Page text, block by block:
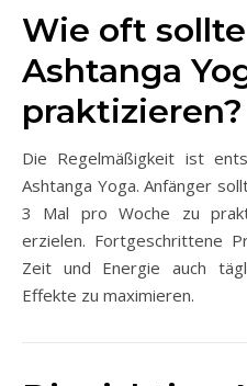
Wie oft
Ashtanga
praktizieren?
Die Regelmäßigkeit ist
Ashtanga Yoga. Anfänger
3 Mal pro Woche zu
erzielen. Fortgeschrittene
Zeit und Energie auch
Effekte zu maximieren.